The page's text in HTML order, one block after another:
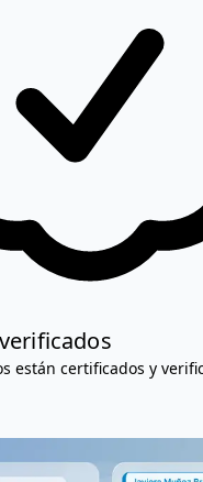
están certificados y